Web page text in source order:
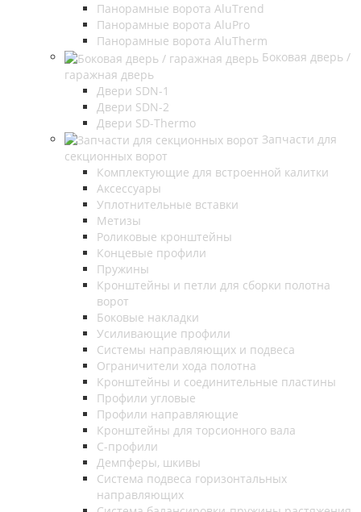
Панорамные ворота AluTrend
Панорамные ворота AluPro
Панорамные ворота AluTherm
Боковая дверь /
гаражная дверь
Двери SDN-1
Двери SDN-2
Двери SD-Thermo
Запчасти для
секционных ворот
Комплектующие для встроенной калитки
Аксессуары
Уплотнительные вставки
Метизы
Роликовые кронштейны
Концевые профили
Пружины
Кронштейны и петли для сборки полотна
ворот
Боковые накладки
Усиливающие профили
Системы направляющих и подвеса
Ограничители хода полотна
Кронштейны и соединительные пластины
Профили угловые
Профили направляющие
Кронштейны для торсионного вала
С-профили
Демпферы, шкивы
Система подвеса горизонтальных
направляющих